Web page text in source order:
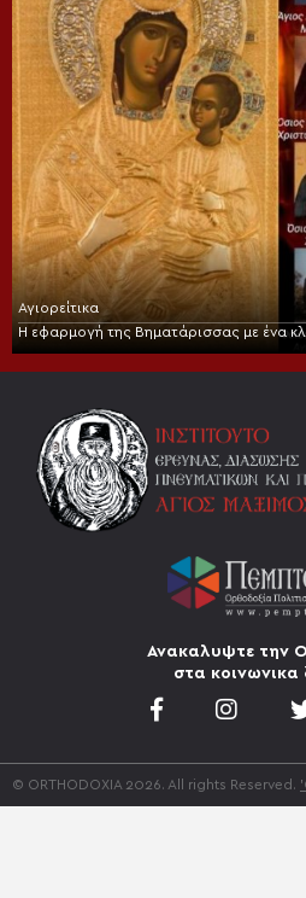
Αγιορείτικα
Η εφαρμογή της Βηματάρισσας με ένα
Ανακαλυψτε την
στα κοινωνικα
© ORTHODOXIA 2026. All rights Reserved.